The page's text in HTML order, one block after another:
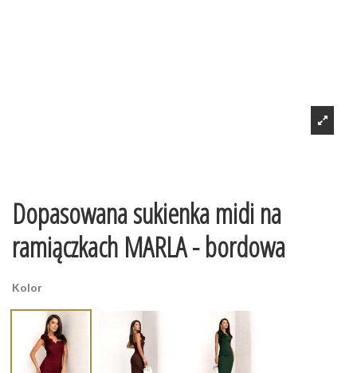
Dopasowana sukienka midi na
ramiączkach MARLA - bordowa
Kolor